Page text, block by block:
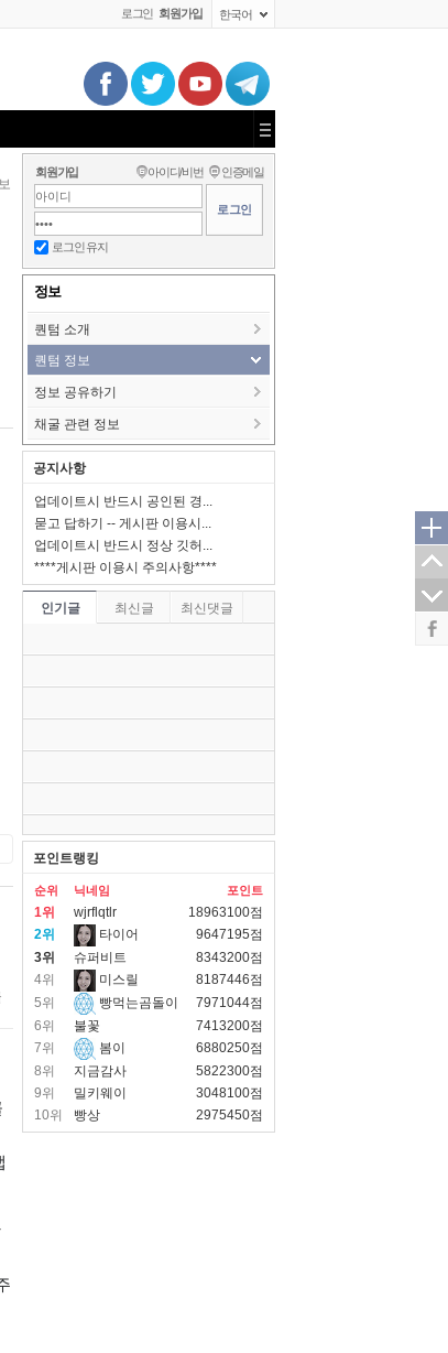
로그인 회원가입 한국어
회원가입 아이디/비번 인증메일
로그인 유지
정보
퀀텀 소개
퀀텀 정보
정보 공유하기
채굴 관련 정보
공지사항
업데이트시 반드시 공인된 경...
묻고 답하기 -- 게시판 이용시...
업데이트시 반드시 정상 깃허...
****게시판 이용시 주의사항****
인기글 최신글 최신댓글
포인트랭킹
순위 닉네임 포인트
1위 wjrflqtlr
18963100점
2위
타이어
9647195점
3위
슈퍼비트
8343200점
4위
미스릴
8187446점
5위
빵먹는곰돌이
7971044점
6위
불꽃
7413200점
7위
봄이
6880250점
8위
지금감사
5822300점
9위
밀키웨이
3048100점
10위
빵상 2975450점